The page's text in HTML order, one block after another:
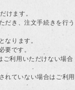
けます。
だき、注文手続きを行う
ります。
です。
ご利用いただけない場合
れていない場合はご利用